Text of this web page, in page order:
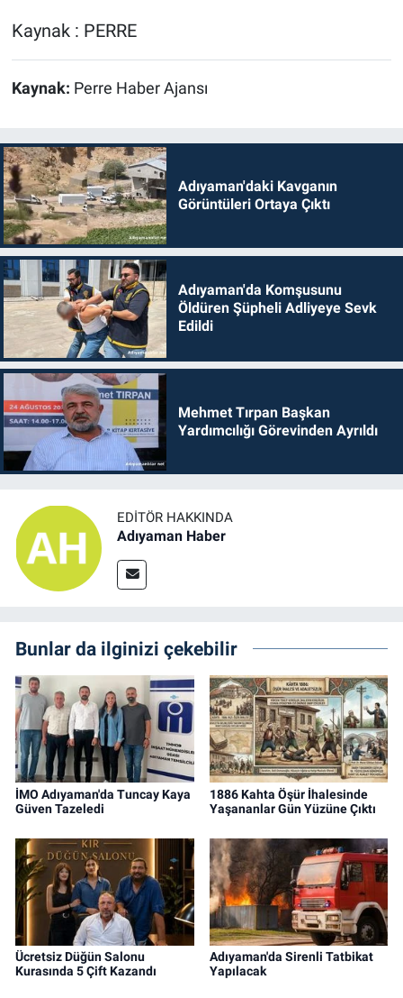
Kaynak : PERRE
Kaynak: Perre Haber Ajansı
Adıyaman'daki Kavganın
Görüntüleri Ortaya Çıktı
Adıyaman'da Komşusunu
Öldüren Şüpheli Adliyeye Sevk
Edildi
Mehmet Tırpan Başkan
Yardımcılığı Görevinden Ayrıldı
EDITÖR HAKKINDA
Adıyaman Haber
Bunlar da ilginizi çekebilir
İMO Adıyaman'da Tuncay Kaya
Güven Tazeledi
1886 Kahta Öşür İhalesinde
Yaşananlar Gün Yüzüne Çıktı
Ücretsiz Düğün Salonu
Kurasında 5 Çift Kazandı
Adıyaman'da Sirenli Tatbikat
Yapılacak